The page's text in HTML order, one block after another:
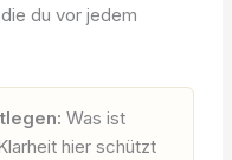
du vor jedem
Was ist
hier schützt